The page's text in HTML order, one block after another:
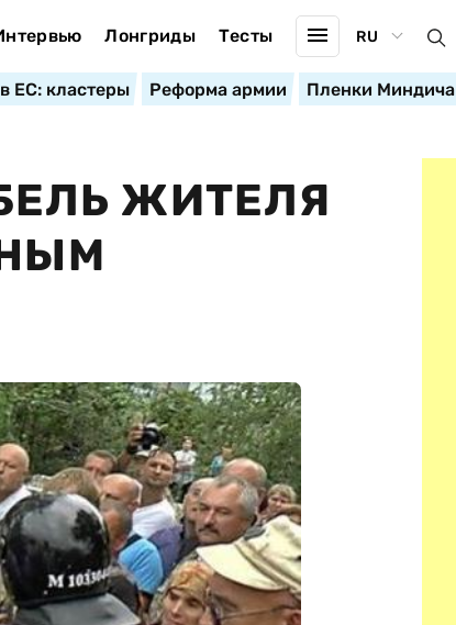
Лонгриды Тесты RU
ЕС: кластеры Реформа армии Пленки Миндича
ЖИТЕЛЯ